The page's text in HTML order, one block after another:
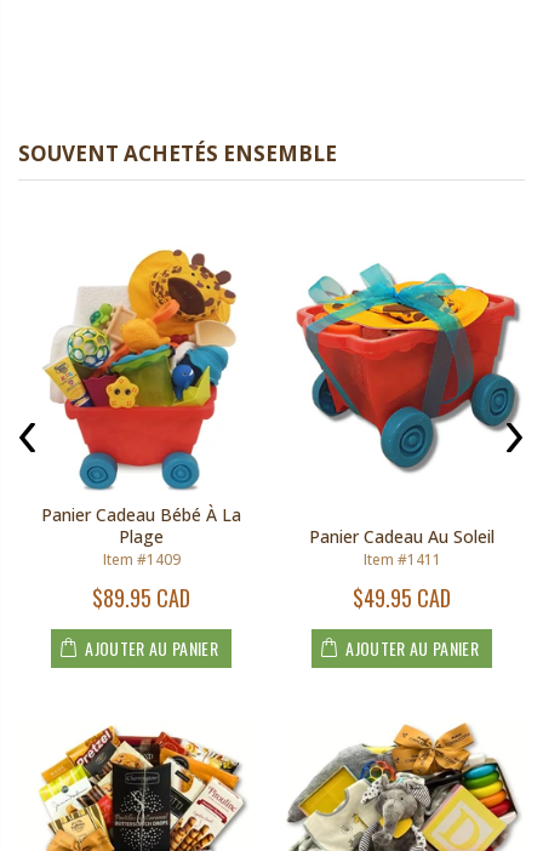
SOUVENT ACHETÉS ENSEMBLE
Panier Cadeau Bébé À La
Plage
Item #1409
$89.95 CAD
AJOUTER AU PANIER
Panier Cadeau Au Soleil
Item #1411
$49.95 CAD
AJOUTER AU PANIER